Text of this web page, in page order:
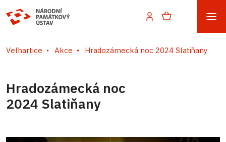
Velhartice Akce Hradozámecká noc 2024 Slatiňany
Hradozámecká noc
2024 Slatiňany